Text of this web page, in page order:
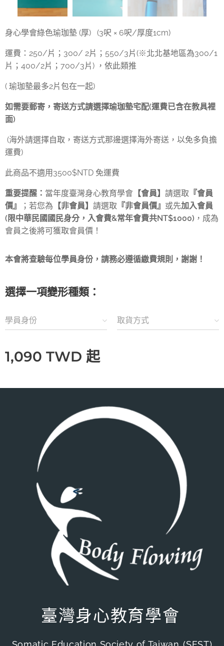
身心學會綠色瑜珈墊 (厚) (3呎 × 6呎/厚度1cm)
運費：250/片；300/ 2片；550/3片(※北北基地區為300/1
片；400/2片；700/3片) ，依此類推
( 瑜珈墊最多2片包在一起)
如需要郵寄，寄送方式請選擇瑜珈墊宅配(運費已含在教具裡
面)
(海外請選擇自取，寄送方式那邊選擇海外寄送，以免多負擔
運費)
此商品不適用3500$NTD 免運費
重要提醒： 當年度臺灣身心教育學會 【會員】 請選取 『會員
價』
；若您為 【非會員】 請選取 『非會員價』 或先加入會員
( 限中華民國國民身分，入會費&常年會費共NT$1000) ，成為
會員之後將可獲取會員價！
本會將查驗每位學員身份，請務必遵循繳費規則，謝謝！
選擇一項變形種類：
學員身份 取貨方式
1,090 TWD 起
臺灣身心教育學會